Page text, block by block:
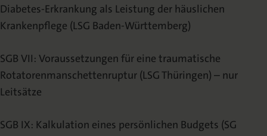
Diabetes-Erkrankung als Leistung der häuslichen
Krankenpflege (LSG Baden-Württemberg)
SGB VII: Voraussetzungen für eine traumatische
Rotatorenmanschettenruptur (LSG Thüringen) – nur
Leitsätze
SGB IX: Kalkulation eines persönlichen Budgets (SG